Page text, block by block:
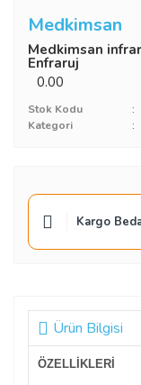
Medkimsan
Medkimsan
Enfraruj
0.00
Stok Kodu
Kategori
Kargo
Ürün Bilgisi
ÖZELLİKLERİ